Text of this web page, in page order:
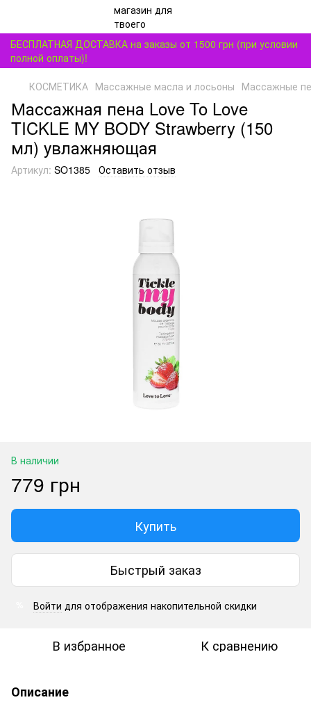
БЕСПЛАТНАЯ ДОСТАВКА на заказы от 1500 грн (при условии
полной оплаты)!
КОСМЕТИКА Массажные масла и лосьоны Массажные
Массажная пена Love To Love
TICKLE MY BODY Strawberry (150
мл) увлажняющая
Артикул: SO1385 Оставить отзыв
В наличии
779 грн
Купить
Быстрый заказ
Войти для отображения накопительной скидки
В избранное К сравнению
Описание